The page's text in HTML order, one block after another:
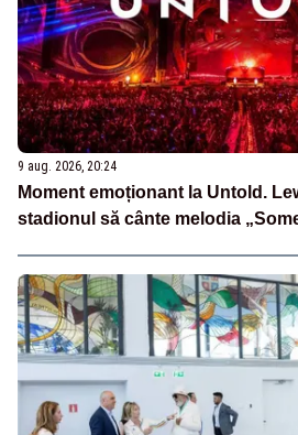
9 aug. 2026, 20:24
Moment emoționant la Untold.
stadionul să cânte melodia